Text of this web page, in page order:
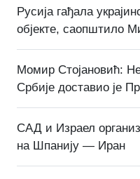
Русија гађала
објекте, саопштило
Момир Стојановић:
Србије доставио је
САД и Израел
на Шпанију — Иран